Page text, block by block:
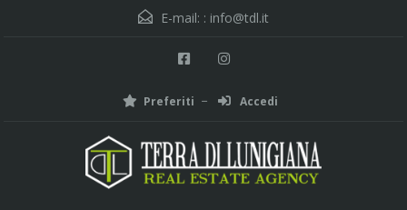
E-mail: : info@tdl.it
Preferiti Accedi